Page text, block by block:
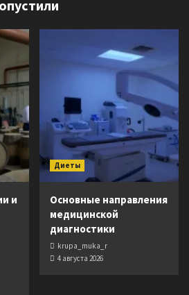
и
Диеты
Основные направления
медицинской
диагностики
krupa_muka_r
4 августа 2026